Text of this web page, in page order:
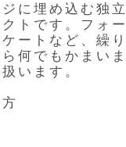
ジ に 埋 め 込 む 独 立
ク ト です 。 フ ォ ー
ケ ー ト な ど 、 繰 り
ら 何 で も か ま い ま
扱 い ま す 。
方